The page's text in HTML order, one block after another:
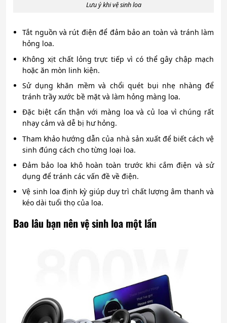
Lưu ý khi vệ sinh loa
Tắt nguồn và rút điện để đảm bảo an toàn và tránh làm
hỏng loa.
Không xịt chất lỏng trực tiếp vì có thể gây chập mạch
hoặc ăn mòn linh kiện.
Sử dụng khăn mềm và chổi quét bụi nhẹ nhàng để
tránh trầy xước bề mặt và làm hỏng màng loa.
Đặc biệt cẩn thận với màng loa và củ loa vì chúng rất
nhạy cảm và dễ bị hư hỏng.
Tham khảo hướng dẫn của nhà sản xuất để biết cách vệ
sinh đúng cách cho từng loại loa.
Đảm bảo loa khô hoàn toàn trước khi cắm điện và sử
dụng để tránh các vấn đề về điện.
Vệ sinh loa định kỳ giúp duy trì chất lượng âm thanh và
kéo dài tuổi thọ của loa.
Bao lâu bạn nên vệ sinh loa một lần